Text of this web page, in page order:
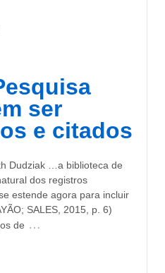
ser
e citados
Dudziak …a biblioteca de
dos registros
estende agora para incluir
SALES, 2015, p. 6)
de …